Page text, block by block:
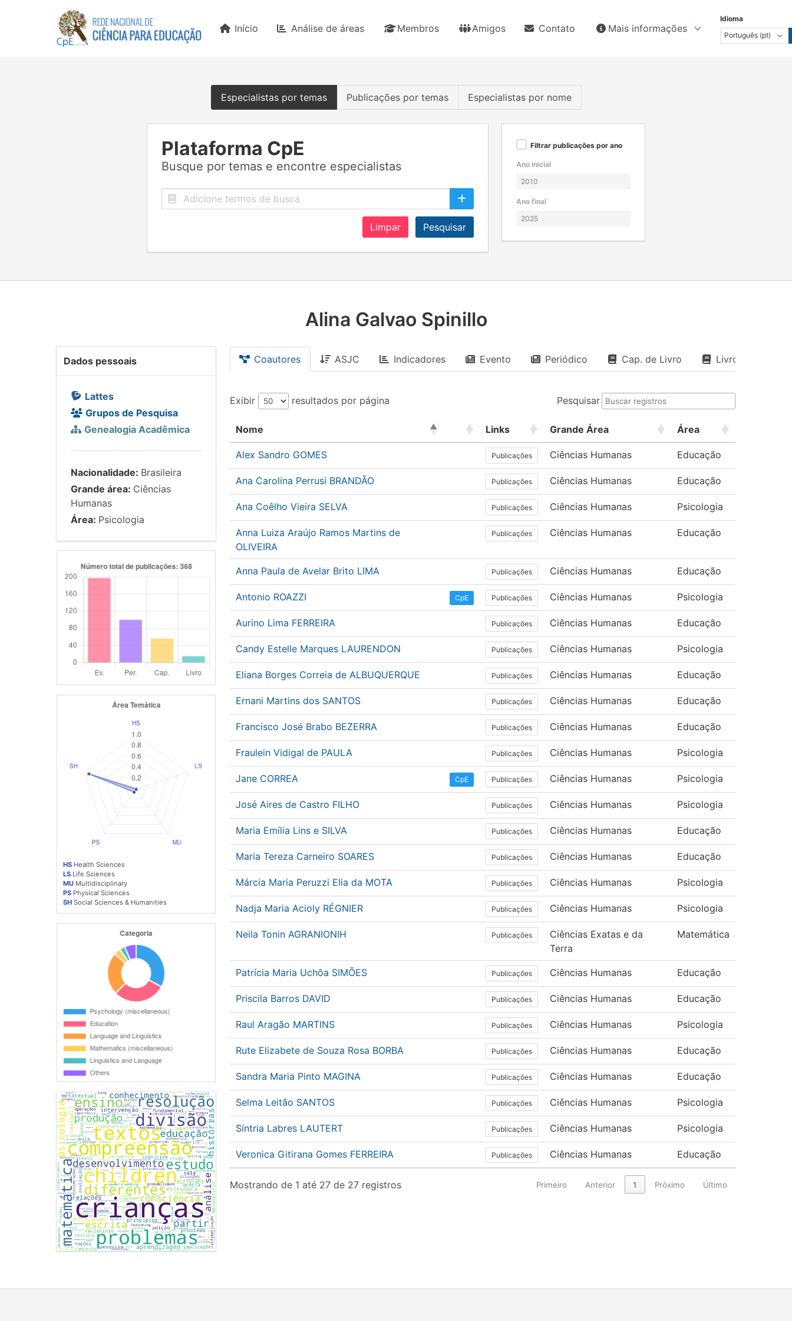
Início Análise de áreas Membros Amigos Contato Mais informações
Idioma
Especialistas por temas Publicações por temas Especialistas por nome
Plataforma CpE
Busque por temas e encontre especialistas
Limpar Pesquisar
Filtrar publicações por ano
Ano inicial
Ano final
Alina Galvao Spinillo
Dados pessoais
Lattes
Grupos de Pesquisa
Genealogia Acadêmica
Nacionalidade: Brasileira
Grande área: Ciências
Humanas
Área: Psicologia
HS Health Sciences
LS Life Sciences
MU Multidisciplinary
PS Physical Sciences
SH Social Sciences & Humanities
Coautores ASJC Indicadores Evento Periódico Cap. de Livro Livro
Exibir resultados por página Pesquisar
Nome Links Grande Área Área
Alex Sandro GOMES Publicações Ciências Humanas Educação
Ana Carolina Perrusi BRANDÃO Publicações Ciências Humanas Educação
Ana Coêlho Vieira SELVA Publicações Ciências Humanas Psicologia
Anna Luiza Araújo Ramos Martins de
OLIVEIRA
Publicações Ciências Humanas Educação
Anna Paula de Avelar Brito LIMA Publicações Ciências Humanas Educação
Antonio ROAZZI CpE Publicações Ciências Humanas Psicologia
Aurino Lima FERREIRA Publicações Ciências Humanas Educação
Candy Estelle Marques LAURENDON Publicações Ciências Humanas Psicologia
Eliana Borges Correia de ALBUQUERQUE Publicações Ciências Humanas Educação
Ernani Martins dos SANTOS Publicações Ciências Humanas Educação
Francisco José Brabo BEZERRA Publicações Ciências Humanas Educação
Fraulein Vidigal de PAULA Publicações Ciências Humanas Psicologia
Jane CORREA CpE Publicações Ciências Humanas Psicologia
José Aires de Castro FILHO Publicações Ciências Humanas Psicologia
Maria Emília Lins e SILVA Publicações Ciências Humanas Educação
Maria Tereza Carneiro SOARES Publicações Ciências Humanas Educação
Márcia Maria Peruzzi Elia da MOTA Publicações Ciências Humanas Psicologia
Nadja Maria Acioly RÉGNIER Publicações Ciências Humanas Psicologia
Neila Tonin AGRANIONIH Publicações
Ciências Exatas e da
Terra
Matemática
Patrícia Maria Uchôa SIMÕES Publicações Ciências Humanas Educação
Priscila Barros DAVID Publicações Ciências Humanas Educação
Raul Aragão MARTINS Publicações Ciências Humanas Psicologia
Rute Elizabete de Souza Rosa BORBA Publicações Ciências Humanas Educação
Sandra Maria Pinto MAGINA Publicações Ciências Humanas Educação
Selma Leitão SANTOS Publicações Ciências Humanas Psicologia
Síntria Labres LAUTERT Publicações Ciências Humanas Psicologia
Veronica Gitirana Gomes FERREIRA Publicações Ciências Humanas Educação
Mostrando de 1 até 27 de 27 registros Primeiro Anterior 1 Próximo Último